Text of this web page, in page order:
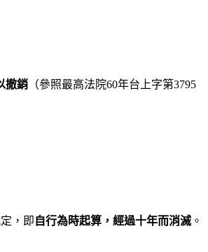
撤銷 （參照最高法院60年台上字第3795
，即 自行為時起算，經過十年而消滅。